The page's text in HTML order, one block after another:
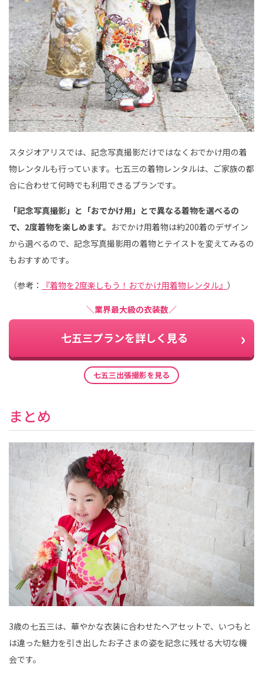
スタジオアリスでは、記念写真撮影だけではなくおでかけ用の着
物レンタルも行っています。七五三の着物レンタルは、ご家族の都
合に合わせて何時でも利用できるプランです。
「記念写真撮影」と「おでかけ用」とで異なる着物を選べるの
で、2度着物を楽しめます。 おでかけ用着物は約200着のデザイン
から選べるので、記念写真撮影用の着物とテイストを変えてみるの
もおすすめです。
（参考： 『着物を2度楽しもう！おでかけ用着物レンタル』 ）
＼業界最大級の衣装数／
七五三プランを詳しく見る
七五三出張撮影を見る
まとめ
3歳の七五三は、華やかな衣装に合わせたヘアセットで、いつもと
は違った魅力を引き出したお子さまの姿を記念に残せる大切な機
会です。